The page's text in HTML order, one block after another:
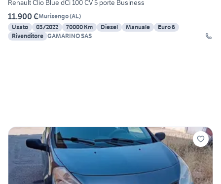
Renault Clio Blue dCi 100 CV 5 porte Business
11.900 €Murisengo(AL)
Usato
03/2022 70000 Km Diesel Manuale
Euro 6
Rivenditore GAMARINO SAS